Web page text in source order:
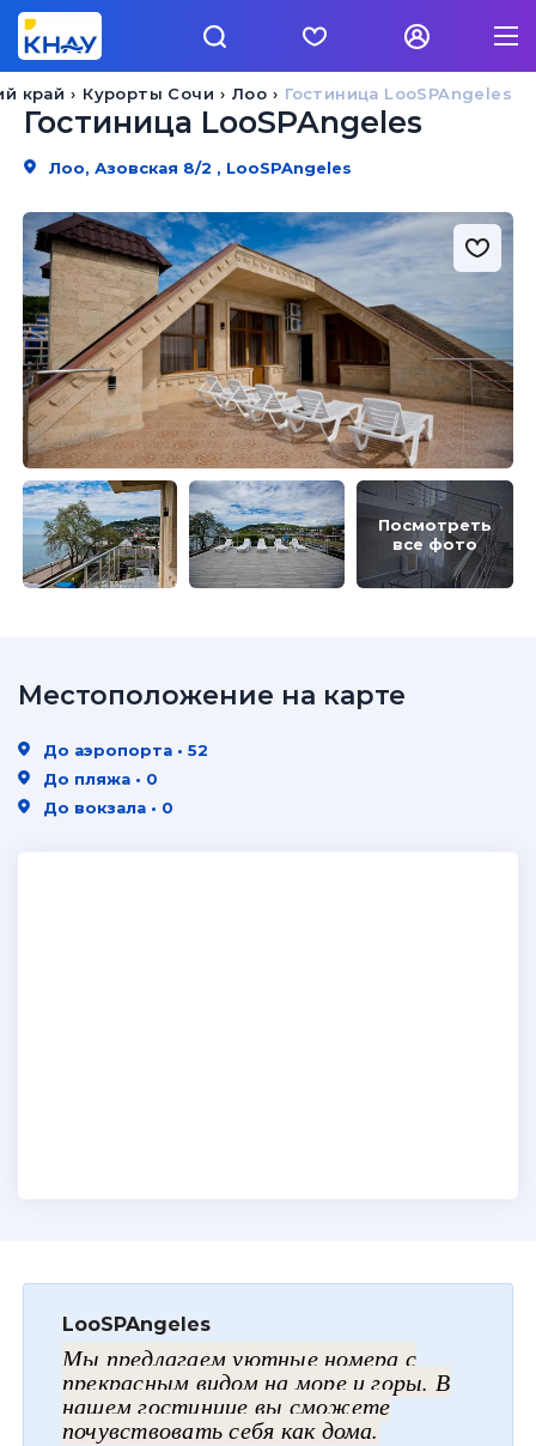
Гостиница LooSPAngeles
Лоо
Курорты Сочи
край
Гостиница LooSPAngeles
Лоо, Азовская 8/2 , LooSPAngeles
Посмотреть
все фото
LooSPAngeles
Мы предлагаем уютные номера с
прекрасным видом на море и горы. В
нашем гостинице вы сможете
почувствовать себя как дома.
Местоположение на карте
До аэропорта • 52
До пляжа • 0
До вокзала • 0